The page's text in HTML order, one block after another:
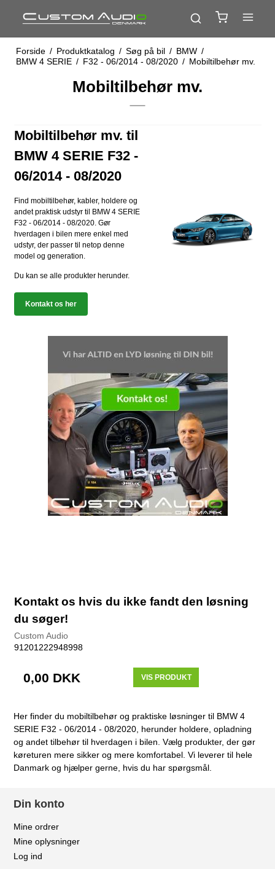
Forside / Produktkatalog / Søg på bil / BMW /
BMW 4 SERIE / F32 - 06/2014 - 08/2020 / Mobiltilbehør mv.
Mobiltilbehør mv.
Mobiltilbehør mv. til
BMW 4 SERIE F32 -
06/2014 - 08/2020
Find mobiltilbehør, kabler, holdere og
andet praktisk udstyr til BMW 4 SERIE
F32 - 06/2014 - 08/2020. Gør
hverdagen i bilen mere enkel med
udstyr, der passer til netop denne
model og generation.
Du kan se alle produkter herunder.
Kontakt os her
Kontakt os hvis du ikke fandt den løsning
du søger!
Custom Audio
91201222948998
0,00 DKK VIS PRODUKT
Her finder du mobiltilbehør og praktiske løsninger til BMW 4
SERIE F32 - 06/2014 - 08/2020, herunder holdere, opladning
og andet tilbehør til hverdagen i bilen. Vælg produkter, der gør
køreturen mere sikker og mere komfortabel. Vi leverer til hele
Danmark og hjælper gerne, hvis du har spørgsmål.
Din konto
Mine ordrer
Mine oplysninger
Log ind